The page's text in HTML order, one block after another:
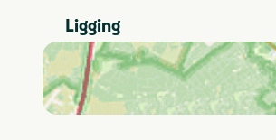
Ligging